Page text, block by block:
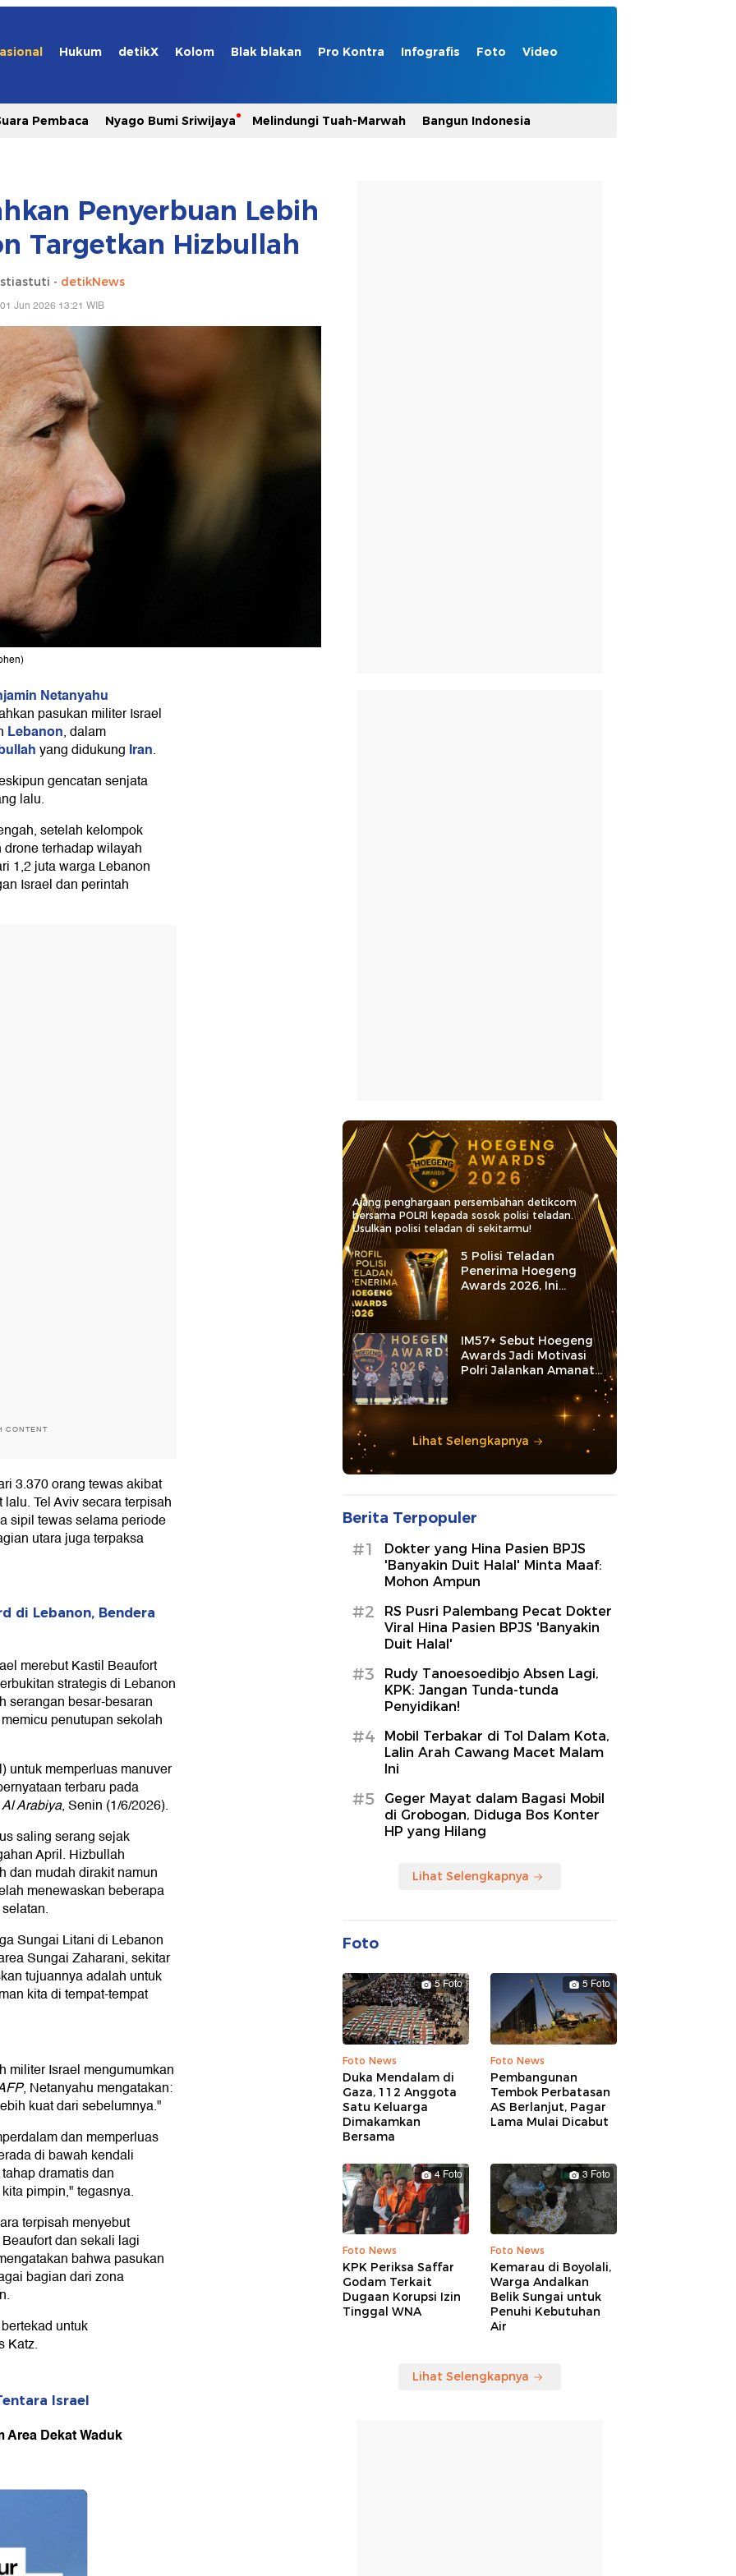
Hukum detikX Kolom Blak blakan Pro Kontra Infografis Foto Video
Pembaca Nyago Bumi Sriwijaya Melindungi Tuah-Marwah Bangun Indonesia
Penyerbuan Lebih
Targetkan Hizbullah
- detikNews
Jun 2026 13:21 WIB
Netanyahu
pasukan militer Israel
Lebanon, dalam
yang didukung Iran.
gencatan senjata
lalu.
setelah kelompok
terhadap wilayah
1,2 juta warga Lebanon
Israel dan perintah
CONTENT
3.370 orang tewas akibat
Tel Aviv secara terpisah
sipil tewas selama periode
utara juga terpaksa
di Lebanon, Bendera
merebut Kastil Beaufort
strategis di Lebanon
serangan besar-besaran
penutupan sekolah
untuk memperluas manuver
terbaru pada
Al Arabiya, Senin (1/6/2026).
saling serang sejak
April. Hizbullah
dan mudah dirakit namun
menewaskan beberapa
Sungai Litani di Lebanon
Sungai Zaharani, sekitar
tujuannya adalah untuk
kita di tempat-tempat
militer Israel mengumumkan
, Netanyahu mengatakan:
kuat dari sebelumnya."
dan memperluas
di bawah kendali
dramatis dan
pimpin," tegasnya.
terpisah menyebut
dan sekali lagi
bahwa pasukan
bagian dari zona
untuk
Katz.
Israel
Area Dekat Waduk
Ajang penghargaan persembahan detikcom
bersama POLRI kepada sosok polisi teladan.
Usulkan polisi teladan di sekitarmu!
5 Polisi Teladan
Penerima Hoegeng
Awards 2026, Ini
Kategori dan Kiprahnya
IM57+ Sebut Hoegeng
Awards Jadi Motivasi
Polri Jalankan Amanat
Lihat Selengkapnya
Berita Terpopuler
#1
Dokter yang Hina Pasien BPJS
'Banyakin Duit Halal' Minta Maaf:
Mohon Ampun
#2
RS Pusri Palembang Pecat Dokter
Viral Hina Pasien BPJS 'Banyakin
Duit Halal'
#3
Rudy Tanoesoedibjo Absen Lagi,
KPK: Jangan Tunda-tunda
Penyidikan!
#4
Mobil Terbakar di Tol Dalam Kota,
Lalin Arah Cawang Macet Malam
Ini
#5
Geger Mayat dalam Bagasi Mobil
di Grobogan, Diduga Bos Konter
HP yang Hilang
Lihat Selengkapnya
Foto
5 Foto
Foto News
Duka Mendalam di
Gaza, 112 Anggota
Satu Keluarga
Dimakamkan
Bersama
5 Foto
Foto News
Pembangunan
Tembok Perbatasan
AS Berlanjut, Pagar
Lama Mulai Dicabut
4 Foto
Foto News
KPK Periksa Saffar
Godam Terkait
Dugaan Korupsi Izin
Tinggal WNA
3 Foto
Foto News
Kemarau di Boyolali,
Warga Andalkan
Belik Sungai untuk
Penuhi Kebutuhan
Air
Lihat Selengkapnya